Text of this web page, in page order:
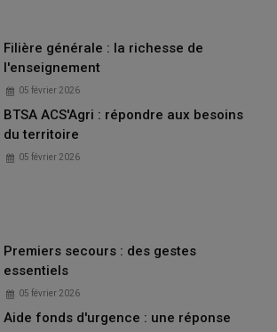
Filière générale : la richesse de
l'enseignement
05 février 2026
BTSA ACS'Agri : répondre aux besoins
du territoire
05 février 2026
Premiers secours : des gestes
essentiels
05 février 2026
Aide fonds d'urgence : une réponse